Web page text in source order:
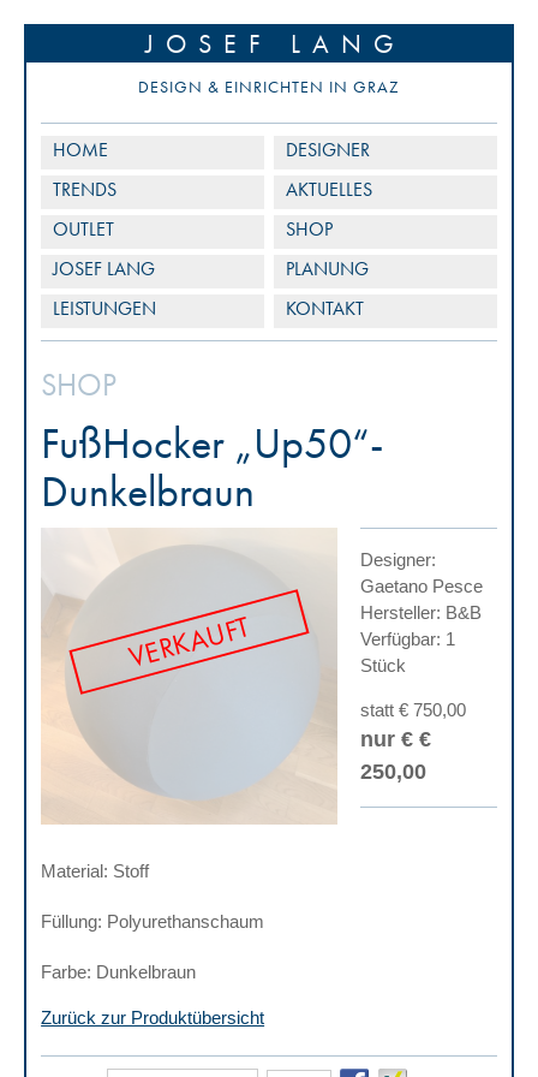
JOSEF LANG
DESIGN & EINRICHTEN IN GRAZ
HOME
DESIGNER
TRENDS
AKTUELLES
OUTLET
SHOP
JOSEF LANG
PLANUNG
LEISTUNGEN
KONTAKT
SHOP
FußHocker „Up50“-
Dunkelbraun
VERKAUFT
Designer:
Gaetano Pesce
Hersteller: B&B
Verfügbar: 1
Stück
statt € 750,00
nur € €
250,00
Material: Stoff
Füllung: Polyurethanschaum
Farbe: Dunkelbraun
Zurück zur Produktübersicht